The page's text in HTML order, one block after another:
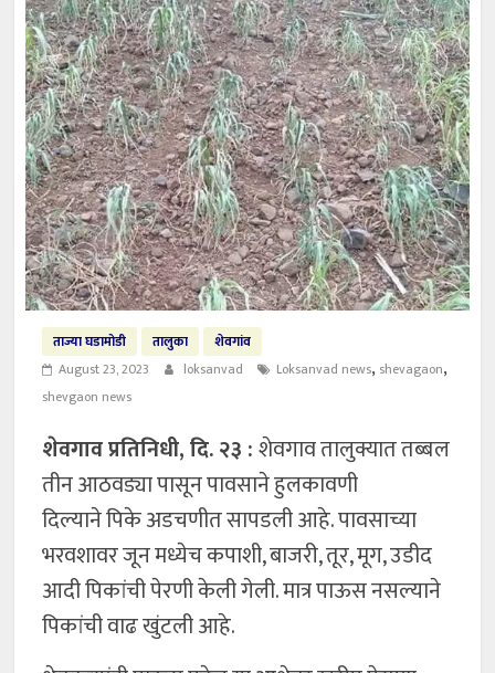
ताज्या घडामोडी तालुका
शेवगांव
August 23, 2023
loksanvad Loksanvad news, shevagaon,
shevgaon news
शेवगाव प्रतिनिधी, दि. २३ :शेवगाव तालुक्यात तब्बल
तीन आठवड्या पासून पावसाने हुलकावणी
दिल्याने पिके अडचणीत सापडली आहे. पावसाच्या
भरवशावर जून मध्येच कपाशी, बाजरी, तूर, मूग, उडीद
आदी पिकांची पेरणी केली गेली. मात्र पाऊस नसल्याने
पिकांची वाढ खुंटली आहे.